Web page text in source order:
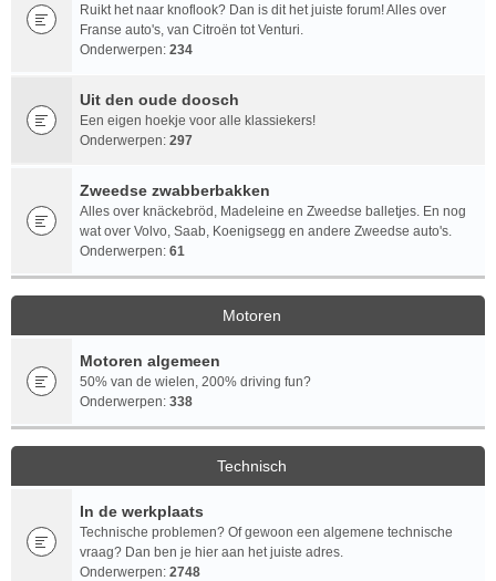
Ruikt het naar knoflook? Dan is dit het juiste forum! Alles over
Franse auto's, van Citroën tot Venturi.
Onderwerpen: 234
Uit den oude doosch
Een eigen hoekje voor alle klassiekers!
Onderwerpen: 297
Zweedse zwabberbakken
Alles over knäckebröd, Madeleine en Zweedse balletjes. En nog
wat over Volvo, Saab, Koenigsegg en andere Zweedse auto's.
Onderwerpen: 61
Motoren
Motoren algemeen
50% van de wielen, 200% driving fun?
Onderwerpen: 338
Technisch
In de werkplaats
Technische problemen? Of gewoon een algemene technische
vraag? Dan ben je hier aan het juiste adres.
Onderwerpen: 2748